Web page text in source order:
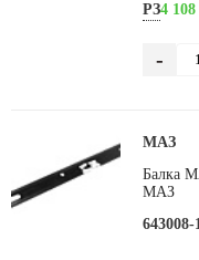
РЗ4
-
МАЗ
Балка
МАЗ
643008-